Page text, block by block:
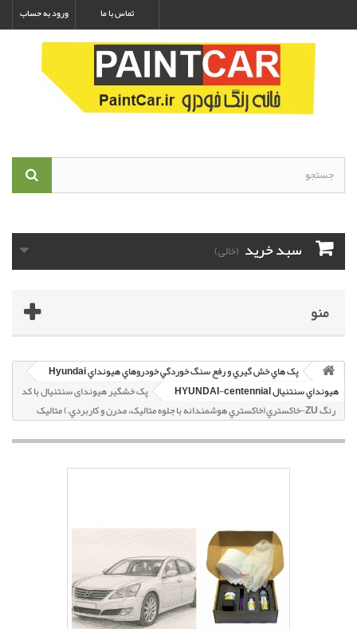
ورود به حساب تماس با ما
سبد خرید (خالی)
منو
پک هاي خش گيري و رفع سنگ خوردگي خودروهاي هيونداي Hyundai
هيونداي سنتنيال HYUNDAI-centennial
پک خشگير هیوندای سنتنیال با کد
رنگ ZU-خاکستري(خاکستري هوشمندانه با جلوه متاليک، مدرن و کاربردي.) متاليک